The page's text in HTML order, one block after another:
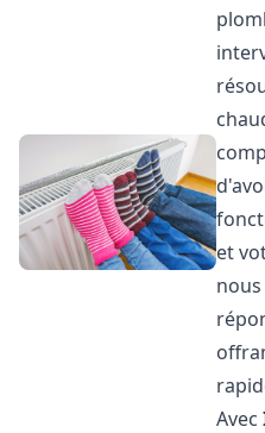
et
Avec